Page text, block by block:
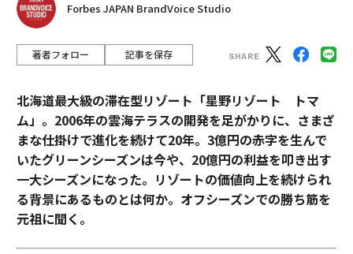
Forbes JAPAN BrandVoice Studio
著者フォロー 記事を保存
北海道最大級の滞在型リゾート「星野リゾート トマ
ム」。2006年の雲海テラスの開発を足がかりに、さまざ
まな仕掛けで進化を続けて20年。3億円の赤字を生んで
いたグリーンシーズンは今や、20億円の利益を叩き出す
一大シーズンになった。リゾートの価値向上を続けられ
る背景にあるものとは何か。オフシーズンでの勝ち筋を
元祖に聞く。